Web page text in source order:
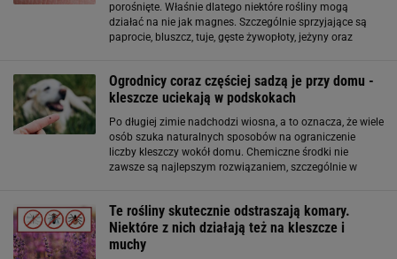
porośnięte. Właśnie dlatego niektóre rośliny mogą
działać na nie jak magnes. Szczególnie sprzyjające są
paprocie, bluszcz, tuje, gęste żywopłoty, jeżyny oraz
Ogrodnicy coraz częściej sadzą je przy domu -
kleszcze uciekają w podskokach
Po długiej zimie nadchodzi wiosna, a to oznacza, że wiele
osób szuka naturalnych sposobów na ograniczenie
liczby kleszczy wokół domu. Chemiczne środki nie
zawsze są najlepszym rozwiązaniem, szczególnie w
Te rośliny skutecznie odstraszają komary.
Niektóre z nich działają też na kleszcze i
muchy